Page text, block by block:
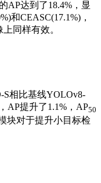
AP达到了18.4%，显
和CEASC(17.1%)，
同样有效。
S相比基线YOLOv8-
AP提升了1.1%，AP50
块对于提升小目标检